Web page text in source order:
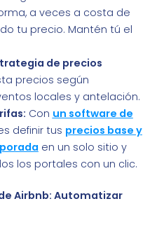
a veces a costa de
tu precio. Mantén tú el
de precios
precios según
locales y antelación.
Con un software de
definir tus precios base y
en un solo sitio y
los portales con un clic.
Airbnb: Automatizar